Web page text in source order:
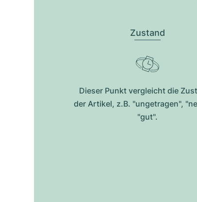
Zustand
Dieser Punkt vergleicht die
der Artikel, z.B. "ungetragen",
"gut".